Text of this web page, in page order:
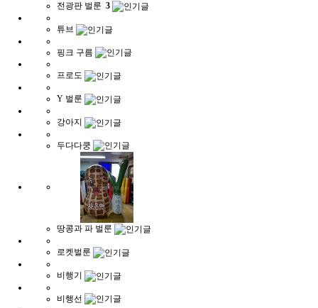
전광판 벌룬 3
튜브
핑크 구름
프로도
Y 벌룬
강아지
두다다쿵
땅콩과 파 벌룬
로켓벌룬
비행기
비행선